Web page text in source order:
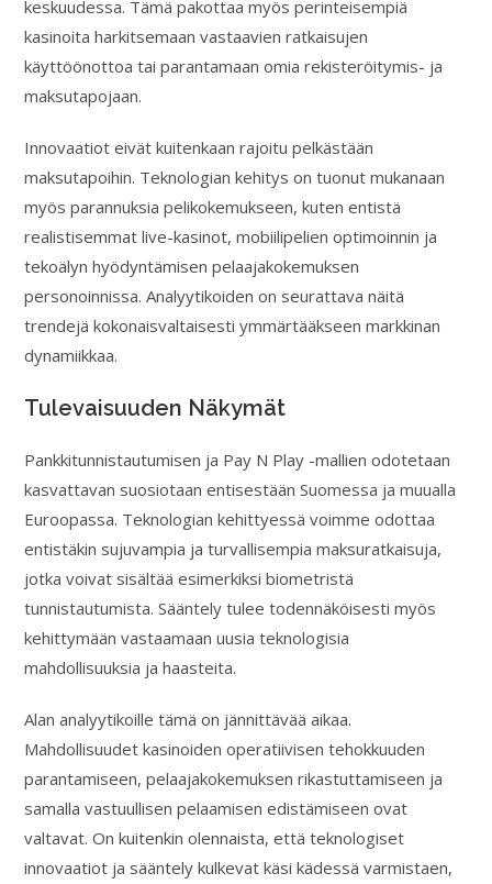
keskuudessa. Tämä pakottaa myös perinteisempiä
kasinoita harkitsemaan vastaavien ratkaisujen
käyttöönottoa tai parantamaan omia rekisteröitymis- ja
maksutapojaan.
Innovaatiot eivät kuitenkaan rajoitu pelkästään
maksutapoihin. Teknologian kehitys on tuonut mukanaan
myös parannuksia pelikokemukseen, kuten entistä
realistisemmat live-kasinot, mobiilipelien optimoinnin ja
tekoälyn hyödyntämisen pelaajakokemuksen
personoinnissa. Analyytikoiden on seurattava näitä
trendejä kokonaisvaltaisesti ymmärtääkseen markkinan
dynamiikkaa.
Tulevaisuuden Näkymät
Pankkitunnistautumisen ja Pay N Play -mallien odotetaan
kasvattavan suosiotaan entisestään Suomessa ja muualla
Euroopassa. Teknologian kehittyessä voimme odottaa
entistäkin sujuvampia ja turvallisempia maksuratkaisuja,
jotka voivat sisältää esimerkiksi biometristä
tunnistautumista. Sääntely tulee todennäköisesti myös
kehittymään vastaamaan uusia teknologisia
mahdollisuuksia ja haasteita.
Alan analyytikoille tämä on jännittävää aikaa.
Mahdollisuudet kasinoiden operatiivisen tehokkuuden
parantamiseen, pelaajakokemuksen rikastuttamiseen ja
samalla vastuullisen pelaamisen edistämiseen ovat
valtavat. On kuitenkin olennaista, että teknologiset
innovaatiot ja sääntely kulkevat käsi kädessä varmistaen,